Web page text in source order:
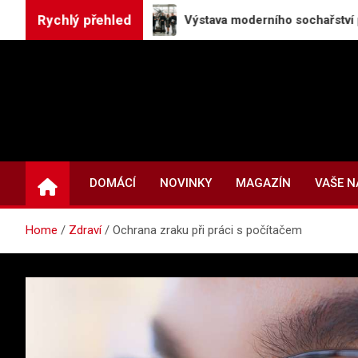
Rychlý přehledVýstava moderního sochařství představuje
DOMÁCÍ
NOVINKY MAGAZÍN VAŠE
Home Zdraví Ochrana zraku při práci s počítačem